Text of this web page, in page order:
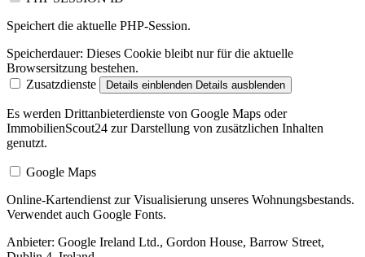
Speichert die aktuelle PHP-Session.
Speicherdauer: Dieses Cookie bleibt nur für die aktuelle
Browsersitzung bestehen.
Zusatzdienste
Details einblenden Details ausblenden
Es werden Drittanbieterdienste von Google Maps oder
ImmobilienScout24 zur Darstellung von zusätzlichen Inhalten
genutzt.
Google Maps
Online-Kartendienst zur Visualisierung unseres Wohnungsbestands.
Verwendet auch Google Fonts.
Anbieter: Google Ireland Ltd., Gordon House, Barrow Street,